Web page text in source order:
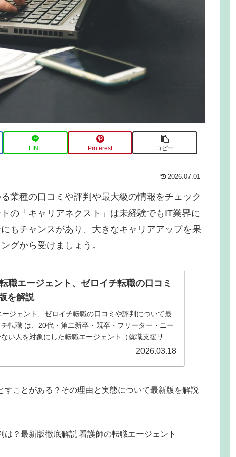
LINE Pinterest コピー
2026.07.01
業種の口コミや評判や最大級の情報をチェック
の「キャリアネクスト」は未経験でもIT業界に
もチャンスがあり、大きなキャリアアップを果
グから受けましょう。
職エージェント、ゼロイチ転職の口コミ
を解説
ジェント、ゼロイチ転職の口コミや評判について最
転職 は、20代・第二新卒・既卒・フリーター・ニー
い人を対象にした転職エージェント（就職支援サー
・希望に合わせたオーダーメイド型のキャリア支援
2026.03.18
ことがある？その理由と実態について最新版を解説
？最新版徹底解説 看護師の転職エージェント